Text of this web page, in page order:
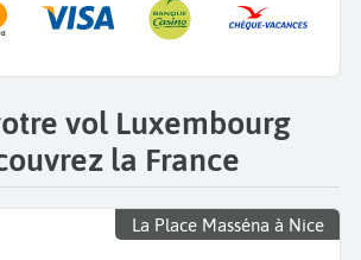
vol Luxembourg
la France
La Place Masséna à Nice